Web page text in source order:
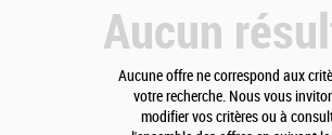
Aucun
Aucune offre ne correspond aux
votre recherche. Nous vous
modifier vos critères ou à